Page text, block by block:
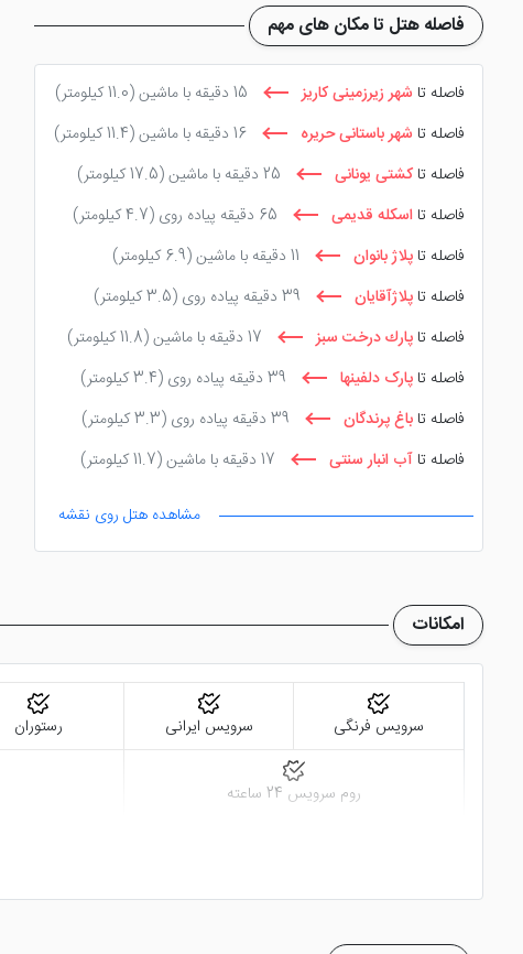
فاصله هتل تا مکان های مهم
فاصله تا شهر زیرزمینی کاریز 15 دقیقه با ماشین
(11.0 کیلومتر)
فاصله تا شهر باستانی حریره 16 دقیقه با ماشین
(11.4 کیلومتر)
فاصله تا کشتی یونانی 25 دقیقه با ماشین
(17.5 کیلومتر)
فاصله تا اسکله قدیمی 65 دقیقه پیاده روی
(4.7 کیلومتر)
فاصله تا پلاژ بانوان 11 دقیقه با ماشین
(6.9 کیلومتر)
فاصله تا پلاژآقایان 39 دقیقه پیاده روی
(3.5 کیلومتر)
فاصله تا پارك درخت سبز 17 دقیقه با ماشین
(11.8 کیلومتر)
فاصله تا پارک دلفینها 39 دقیقه پیاده روی
(3.4 کیلومتر)
فاصله تا باغ پرندگان 39 دقیقه پیاده روی
(3.3 کیلومتر)
فاصله تا آب انبار سنتی 17 دقیقه با ماشین (11.7 کیلومتر)
مشاهده هتل روی نقشه
امکانات
سرویس فرنگی سرویس ایرانی رستوران
روم سرویس 24 ساعته